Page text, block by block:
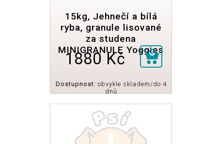
15kg, Jehnečí a bílá
ryba, granule lisované
za studena
MINIGRANULE Yoggies
1880 Kč
Dostupnost: obvykle skladem/do 4
dnů